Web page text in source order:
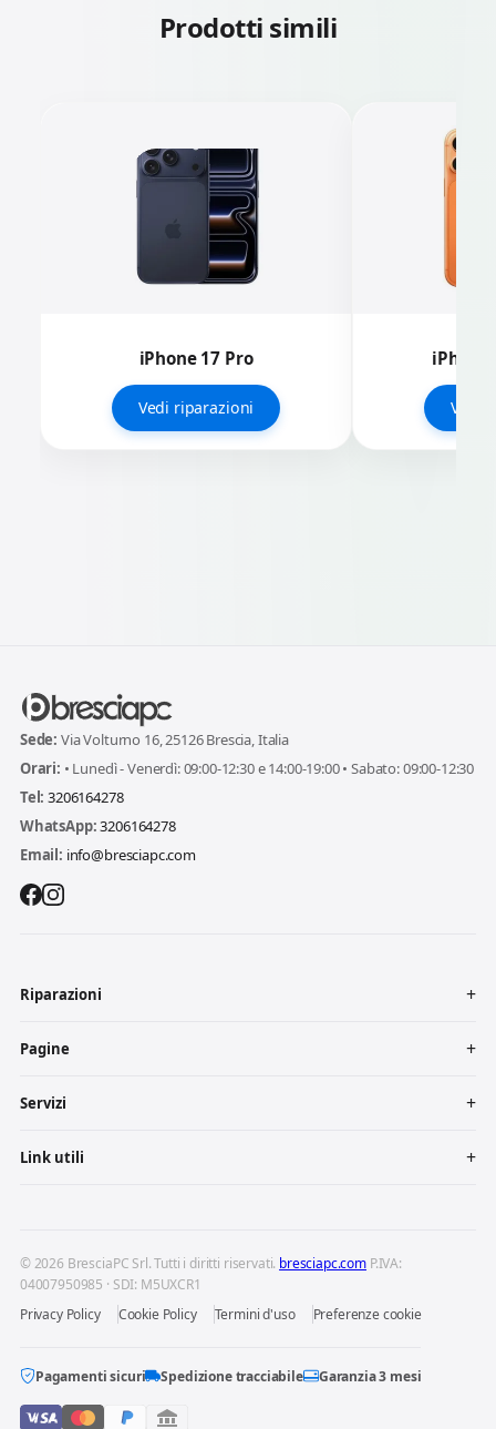
Prodotti simili
iPhone 17 Pro
Vedi riparazioni
iPhone
Vedi
Sede: Via Volturno 16, 25126 Brescia, Italia
Orari: • Lunedì - Venerdì: 09:00-12:30 e 14:00-19:00 • Sabato: 09:00-12:30
Tel: 3206164278
WhatsApp:3206164278
Email: info@bresciapc.com
Riparazioni
Pagine
Servizi
Link utili
© 2026 BresciaPC Srl. Tutti i diritti riservati. bresciapc.com P.IVA:
04007950985 · SDI: M5UXCR1
Privacy Policy
Cookie Policy Termini d'uso Preferenze cookie
Pagamenti sicuri Spedizione tracciabile Garanzia 3 mesi